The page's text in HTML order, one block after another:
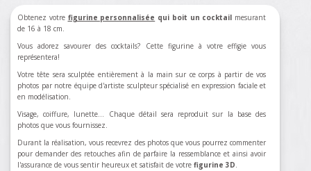
Obtenez votre figurine personnalisée qui boit un cocktail mesurant
de 16 à 18 cm.
Vous adorez savourer des cocktails? Cette figurine à votre effigie vous
représentera!
Votre tête sera sculptée entièrement à la main sur ce corps à partir de vos
photos par notre équipe d'artiste sculpteur spécialisé en expression faciale et
en modélisation.
Visage, coiffure, lunette... Chaque détail sera reproduit sur la base des
photos que vous fournissez.
Durant la réalisation, vous recevrez des photos que vous pourrez commenter
pour demander des retouches afin de parfaire la ressemblance et ainsi avoir
l'assurance de vous sentir heureux et satisfait de votre figurine 3D.